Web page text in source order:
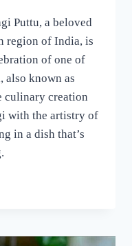
Puttu, a beloved
region of India, is
of one of
also known as
culinary creation
with the artistry of
in a dish that’s